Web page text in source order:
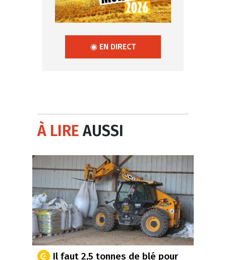
◉ EN DIRECT
À LIREAUSSI
Il faut 2,5 tonnes de blé pour